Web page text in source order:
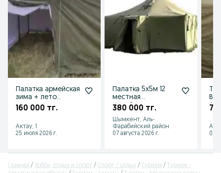
Палатка армейская
зима + лето
подкладом
160 000 тг.
Актау, 1
25 июля 2026 г.
Палатка 5х5м 12
местная
армейская палатка
380 000 тг.
Шымкент, Аль-
Фарабийский район
07 августа 2026 г.
07
Главная Хобби, отдых и спорт Спорт / отдых Туризм
Туризм -